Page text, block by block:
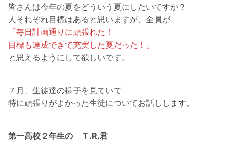
皆さんは今年の夏をどういう夏にしたいですか？
人それぞれ目標はあると思いますが、全員が
「毎日計画通りに頑張れた！
目標も達成できて充実した夏だった！」
と思えるようにして欲しいです。
７月、生徒達の様子を見ていて
特に頑張りがよかった生徒についてお話しします。
第一高校２年生の Ｔ.R.君